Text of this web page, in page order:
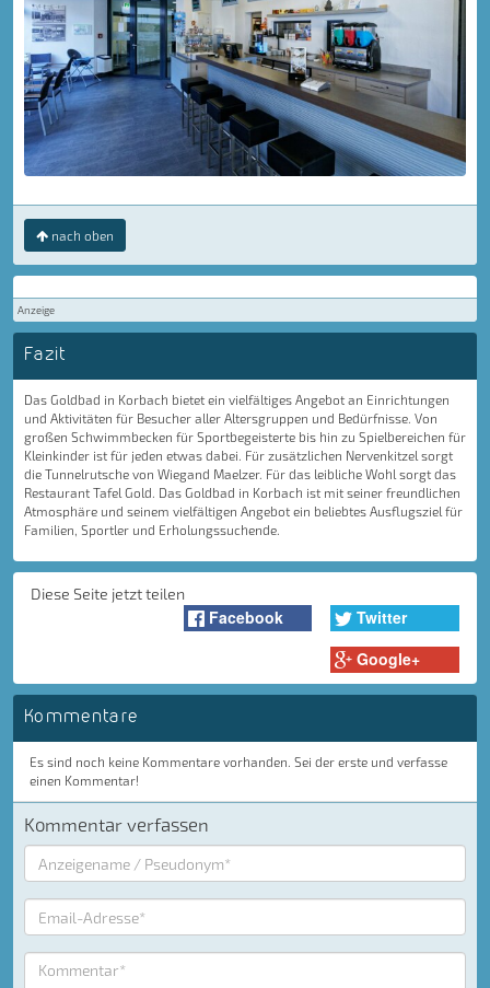
nach oben
Anzeige
Fazit
Das Goldbad in Korbach bietet ein vielfältiges Angebot an Einrichtungen
und Aktivitäten für Besucher aller Altersgruppen und Bedürfnisse. Von
großen Schwimmbecken für Sportbegeisterte bis hin zu Spielbereichen für
Kleinkinder ist für jeden etwas dabei. Für zusätzlichen Nervenkitzel sorgt
die Tunnelrutsche von Wiegand Maelzer. Für das leibliche Wohl sorgt das
Restaurant Tafel Gold. Das Goldbad in Korbach ist mit seiner freundlichen
Atmosphäre und seinem vielfältigen Angebot ein beliebtes Ausflugsziel für
Familien, Sportler und Erholungssuchende.
Diese Seite jetzt teilen
Facebook
Twitter
Google+
Kommentare
Es sind noch keine Kommentare vorhanden. Sei der erste und verfasse
einen Kommentar!
Kommentar verfassen